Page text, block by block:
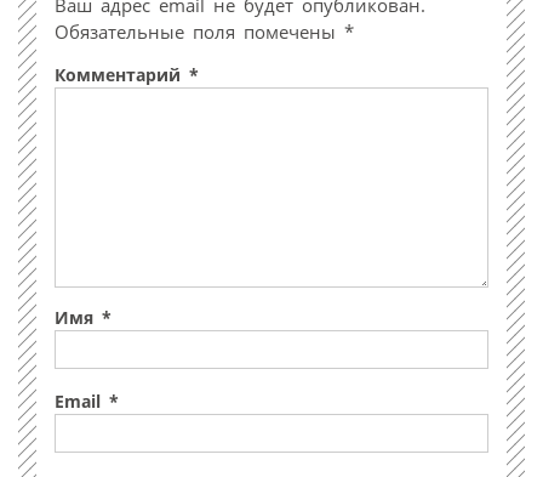
Ваш адрес email не будет опубликован.
Обязательные поля помечены *
Комментарий *
Имя *
Email *